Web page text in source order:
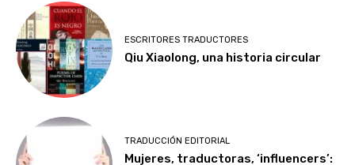
ESCRITORES TRADUCTORES
Qiu Xiaolong, una historia circular
TRADUCCIÓN EDITORIAL
Mujeres, traductoras, ‘influencers’: